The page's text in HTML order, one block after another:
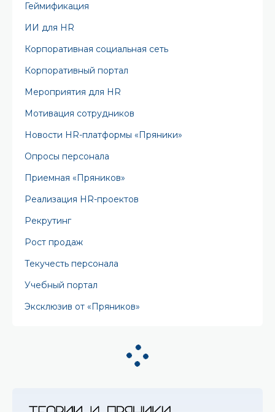
Геймификация
ИИ для HR
Корпоративная социальная сеть
Корпоративный портал
Мероприятия для HR
Мотивация сотрудников
Новости HR-платформы «Пряники»
Опросы персонала
Приемная «Пряников»
Реализация HR-проектов
Рекрутинг
Рост продаж
Текучесть персонала
Учебный портал
Эксклюзив от «Пряников»